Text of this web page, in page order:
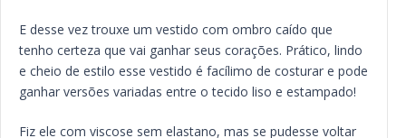
E desse vez trouxe um vestido com ombro caído que
tenho certeza que vai ganhar seus corações. Prático, lindo
e cheio de estilo esse vestido é facílimo de costurar e pode
ganhar versões variadas entre o tecido liso e estampado!
Fiz ele com viscose sem elastano, mas se pudesse voltar